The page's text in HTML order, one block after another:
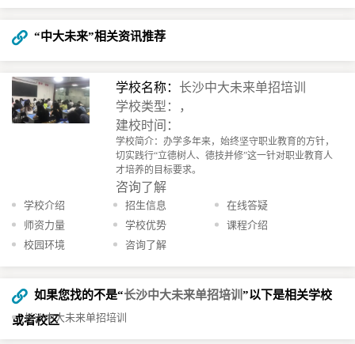
“中大未来”相关资讯推荐
学校名称： 长沙中大未来单招培训
学校类型：，
建校时间：
学校简介：办学多年来，始终坚守职业教育的方针，
切实践行“立德树人、德技并修”这一针对职业教育人
才培养的目标要求。
咨询了解
学校介绍 招生信息
在线答疑
师资力量
学校优势
课程介绍
校园环境
咨询了解
如果您找的不是“长沙中大未来单招培训 ”以下是相关学校
或者校区
长沙中大未来单招培训